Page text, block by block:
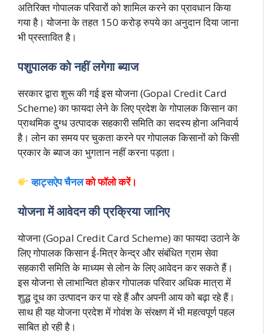
अतिरिक्त गोपालक परिवारों को शामिल करने का प्रावधान किया
गया है। योजना के तहत 150 करोड़ रुपये का अनुदान दिया जाना
भी प्रस्तावित है।
पशुपालक को नहीं लगेगा ब्याज
सरकार द्वारा शुरू की गई इस योजना (Gopal Credit Card
Scheme) का फायदा लेने के लिए प्रदेश के गोपालक किसान का
प्राथमिक दुग्ध उत्पादक सहकारी समिति का सदस्य होना अनिवार्य
है। लोन का समय पर चुकता करने पर गोपालक किसानों को किसी
प्रकार के ब्याज का भुगतान नहीं करना पड़ता।
व्हाट्सऐप चैनलको फॉलो करें।
योजना में आवेदन की प्रक्रिया जानिए
योजना (Gopal Credit Card Scheme) का फायदा उठाने के
लिए गोपालक किसान ई-मित्र केन्द्र और संबंधित ग्राम सेवा
सहकारी समिति के माध्यम से लोन के लिए आवेदन कर सकते हैं।
इस योजना से लाभान्वित होकर गोपालक परिवार अधिक मात्रा में
शुद्ध दूध का उत्पादन कर पा रहे हैं और अपनी आय को बढ़ा रहे हैं।
साथ ही यह योजना प्रदेश में गोवंश के संरक्षण में भी महत्वपूर्ण पहल
साबित हो रही है।